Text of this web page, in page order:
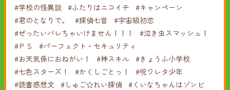
#学校の怪異談 #ふたりはニコイチ
#キャンペーン
#君のとなりで。
#探偵七音
#宇宙級初恋
#ぜったいバレちゃいけません！！！
#泣き虫スマッシュ！
#ＰＳ
#パーフェクト・セキュリティ
#お天気係におねがい！
#神スキル #きょうふ小学校
#七色スターズ！
#かくしごとっ！
#呪ワレタ少年
#読書感想文
#しゅご☆れい探偵 #くいなちゃんはゾンビ